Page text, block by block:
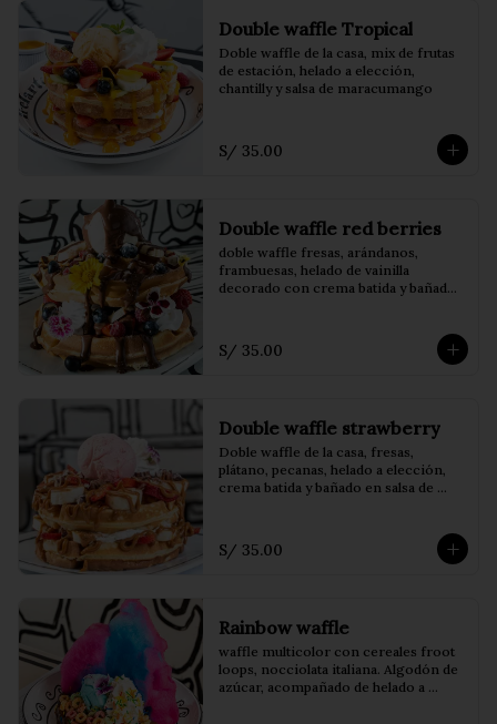
Double waffle Tropical
Doble waffle de la casa, mix de frutas
de estación, helado a elección,
chantilly y salsa de maracumango
S/ 35.00
Double waffle red berries
doble waffle fresas, arándanos,
frambuesas, helado de vainilla
decorado con crema batida y bañado
S/ 35.00
Double waffle strawberry
Doble waffle de la casa, fresas,
plátano, pecanas, helado a elección,
crema batida y bañado en salsa de
S/ 35.00
Rainbow waffle
waffle multicolor con cereales froot
loops, nocciolata italiana. Algodón de
azúcar, acompañado de helado a